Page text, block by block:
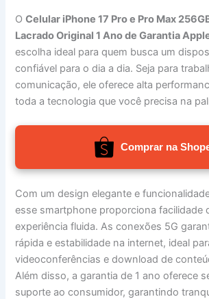
OCelular iPhone 17 Pro e Pro Max
Lacrado Original 1 Ano de Garantia
escolha ideal para quem busca um
confiável para o dia a dia. Seja para
comunicação, ele oferece alta
toda a tecnologia que você precisa na
Comprar na
Com um design elegante e
esse smartphone proporciona facilidade
experiência fluida. As conexões 5G
rápida e estabilidade na internet, ideal
videoconferências e download de
Além disso, a garantia de 1 ano oferece
suporte ao consumidor, garantindo